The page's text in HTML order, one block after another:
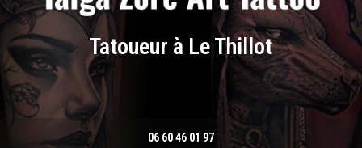
Tatoueur à Le Thillot
06 60 46 01 97